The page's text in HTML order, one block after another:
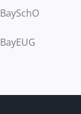
BaySchO
BayEUG